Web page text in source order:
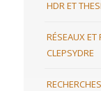
HDR ET
RÉSEAUX ET
CLEPSYDRE